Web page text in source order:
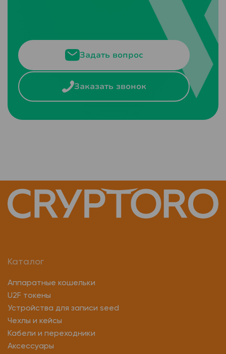
Задать вопрос
Заказать звонок
Каталог
Аппаратные кошельки
U2F токены
Устройства для записи seed
Чехлы и кейсы
Кабели и переходники
Аксессуары